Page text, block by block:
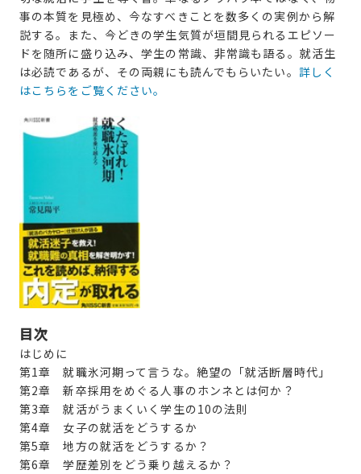
事の本質を見極め、今なすべきことを数多くの実例から解
説する。また、今どきの学生気質が垣間見られるエピソー
ドを随所に盛り込み、学生の常識、非常識も語る。就活生
は必読であるが、その両親にも読んでもらいたい。 詳しく
はこちらをご覧ください。
目次
はじめに
第1章 就職氷河期って言うな。絶望の「就活断層時代」
第2章 新卒採用をめぐる人事のホンネとは何か？
第3章 就活がうまくいく学生の10の法則
第4章 女子の就活をどうするか
第5章 地方の就活をどうするか？
第6章 学歴差別をどう乗り越えるか？